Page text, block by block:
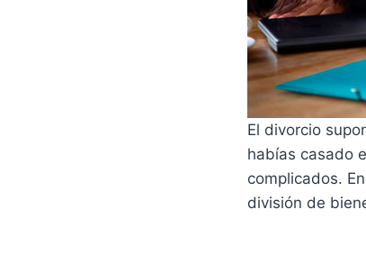
El divorcio
habías casado
complicados.
división de